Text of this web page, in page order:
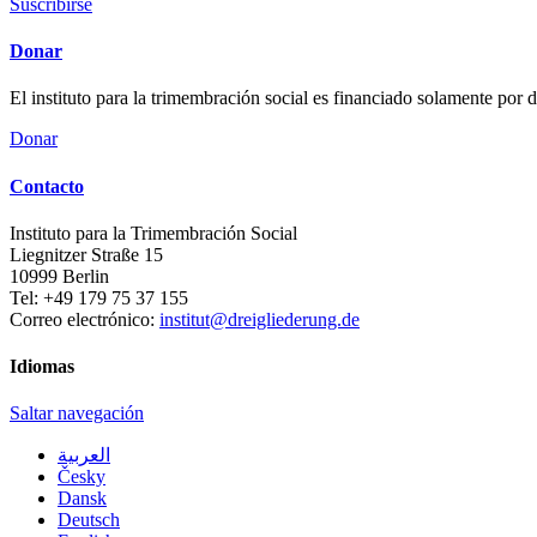
Donar
El instituto para la trimembración social es financiado solamente por
Donar
Contacto
Instituto para la Trimembración Social
Liegnitzer Straße 15
10999 Berlin
Tel: +49 179 75 37 155
Correo electrónico: institut@dreigliederung.de
Idiomas
Saltar navegación
العربية
Česky
Dansk
Deutsch